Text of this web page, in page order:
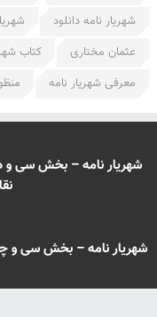
شهریار نامه دانلود
عثمان مختاری
کتاب
معرفی شهریار نامه
شهریار نامه – بخش سی و
شهریار نامه – بخش سی و